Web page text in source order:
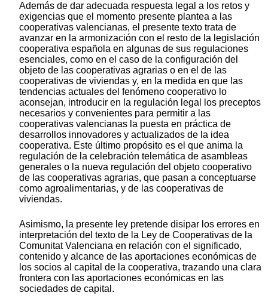
Además de dar adecuada respuesta legal a los retos y
exigencias que el momento presente plantea a las
cooperativas valencianas, el presente texto trata de
avanzar en la armonización con el resto de la legislación
cooperativa española en algunas de sus regulaciones
esenciales, como en el caso de la configuración del
objeto de las cooperativas agrarias o en el de las
cooperativas de viviendas y, en la medida en que las
tendencias actuales del fenómeno cooperativo lo
aconsejan, introducir en la regulación legal los preceptos
necesarios y convenientes para permitir a las
cooperativas valencianas la puesta en práctica de
desarrollos innovadores y actualizados de la idea
cooperativa. Este último propósito es el que anima la
regulación de la celebración telemática de asambleas
generales o la nueva regulación del objeto cooperativo
de las cooperativas agrarias, que pasan a conceptuarse
como agroalimentarias, y de las cooperativas de
viviendas.
Asimismo, la presente ley pretende disipar los errores en
interpretación del texto de la Ley de Cooperativas de la
Comunitat Valenciana en relación con el significado,
contenido y alcance de las aportaciones económicas de
los socios al capital de la cooperativa, trazando una clara
frontera con las aportaciones económicas en las
sociedades de capital.